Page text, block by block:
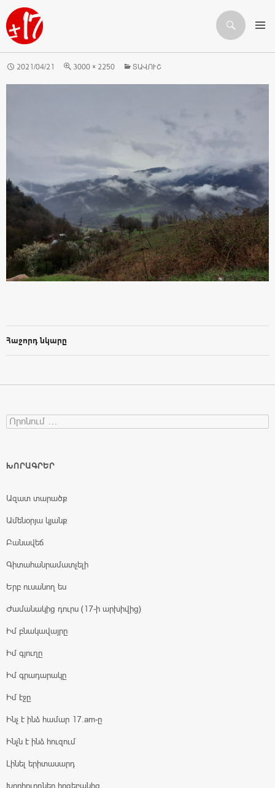
Որոնում
ԱՆՑՆԵԼ ԲՈՎԱՆԴԱԿՈՒԹՅԱՆԸ
2021/04/21 3000 × 2250 ՏԱՎՈՒՇ
Հաջորդ նկարը
Search for:
ԽՈՐԱԳՐԵՐ
Ազատ տարածք
Ամենօրյա կյանք
Բանավեճ
Գիտահանրամատչելի
Երբ ուսանող ես
Ժամանակից դուրս (17-ի արխիվից)
Իմ բնակավայրը
Իմ գյուղը
Իմ գրադարակը
Իմ էջը
Ինչ է ինձ համար 17.am-ը
Ինչն է ինձ հուզում
Լինել երիտասարդ
Խորհուրդներ հոգեբանից